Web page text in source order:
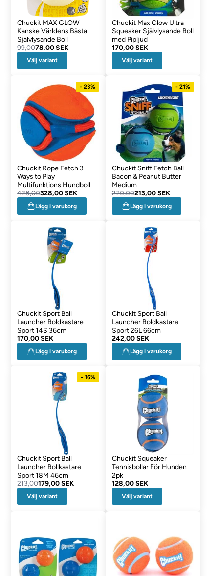
Chuckit MAX GLOW
Kanske Världens Bästa
Självlysande Boll
99,0078,00 SEK
Välj variant
Chuckit Max Glow Ultra
Squeaker Självlysande Boll
med Pipljud
170,00 SEK
Välj variant
- 23%
Chuckit Rope Fetch 3
Ways to Play
Multifunktions Hundboll
428,00328,00 SEK
Lägg i varukorg
- 21%
Chuckit Sniff Fetch Ball
Bacon & Peanut Butter
Medium
270,00213,00 SEK
Lägg i varukorg
Chuckit Sport Ball
Launcher Boldkastare
Sport 14S 36cm
170,00 SEK
Lägg i varukorg
Chuckit Sport Ball
Launcher Boldkastare
Sport 26L 66cm
242,00 SEK
Lägg i varukorg
- 16%
Chuckit Sport Ball
Launcher Bollkastare
Sport 18M 46cm
213,00179,00 SEK
Välj variant
Chuckit Squeaker
Tennisbollar För Hunden
2pk
128,00 SEK
Välj variant